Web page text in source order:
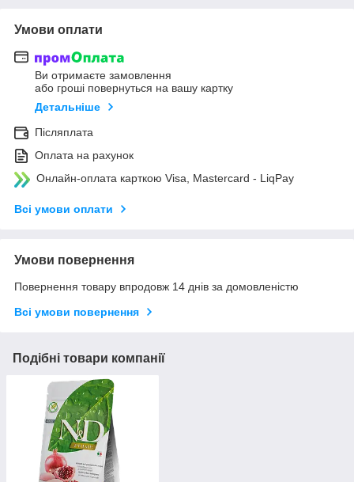
Умови оплати
Ви отримаєте замовлення
або гроші повернуться на вашу картку
Детальніше
Післяплата
Оплата на рахунок
Онлайн-оплата карткою Visa, Mastercard - LiqPay
Всі умови оплати
Умови повернення
Повернення товару впродовж 14 днів за домовленістю
Всі умови повернення
Подібні товари компанії